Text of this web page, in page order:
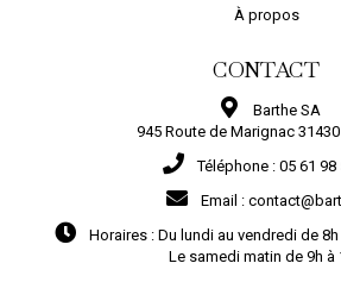
À propos
CONTACT
Barthe SA
945 Route de Marignac
Téléphone : 05 61 98
Email :
Horaires : Du lundi au vendredi de
Le samedi matin de 9h à